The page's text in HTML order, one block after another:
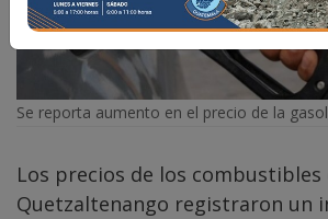
Se reporta aumento en el precio de la
Los precios de los combustibles
Quetzaltenango registraron un